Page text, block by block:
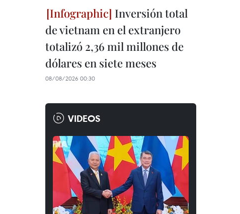
Inversión total
de vietnam en el extranjero
totalizó 2,36 mil millones de
dólares en siete meses
08/08/2026 00:30
VIDEOS